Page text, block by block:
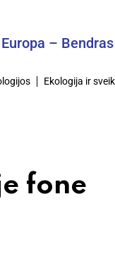
– Bendras Tikslas
Ekologija ir
fone